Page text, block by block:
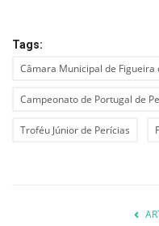
Tags:
Câmara Municipal de Figueira
Campeonato de Portugal de
Troféu Júnior de Perícias